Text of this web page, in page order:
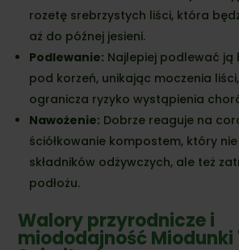
rozetę srebrzystych liści, która
aż do późnej jesieni.
Podlewanie: Najlepiej podlewać ją
pod korzeń, unikając moczenia liści,
ogranicza ryzyko wystąpienia
Nawożenie: Dobrze reaguje na
ściółkowanie kompostem, który
składników odżywczych, ale też
podłożu.
Walory przyrodnicze i
miododajność Miodunki